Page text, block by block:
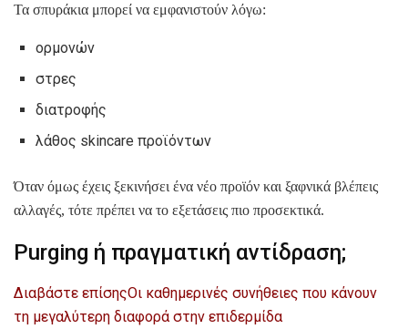
Τα σπυράκια μπορεί να εμφανιστούν λόγω:
ορμονών
στρες
διατροφής
λάθος skincare προϊόντων
Όταν όμως έχεις ξεκινήσει ένα νέο προϊόν και ξαφνικά βλέπεις
αλλαγές, τότε πρέπει να το εξετάσεις πιο προσεκτικά.
Purging ή πραγματική αντίδραση;
Διαβάστε επίσηςΟι καθημερινές συνήθειες που κάνουν
τη μεγαλύτερη διαφορά στην επιδερμίδα